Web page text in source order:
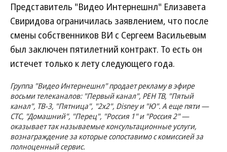
Представитель "Видео Интернешнл" Елизавета
Свиридова ограничилась заявлением, что после
смены собственников ВИ с Сергеем Васильевым
был заключен пятилетний контракт. То есть он
истечет только к лету следующего года.
Группа "Видео Интернешнл" продает рекламу в эфире
восьми телеканалов: "Первый канал", РЕН ТВ, "Пятый
канал", ТВ-3, "Пятница", "2х2", Disney и "Ю". А еще пяти —
СТС, "Домашний", "Перец", "Россия 1" и "Россия 2" —
оказывает так называемые консультационные услуги,
вознаграждение за которые сопоставимо с комиссией за
полноценный сервис.